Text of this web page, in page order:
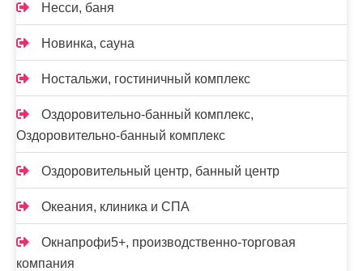
Несси, баня
Новинка, сауна
Ностальжи, гостиничный комплекс
Оздоровительно-банный комплекс,
Оздоровительно-банный комплекс
Оздоровительный центр, банный центр
Океания, клиника и СПА
Окнапрофи5+, производственно-торговая
компания